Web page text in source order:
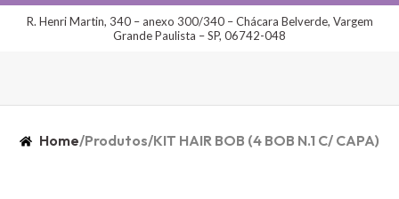
R. Henri Martin, 340 – anexo 300/340 – Chácara Belverde, Vargem
Grande Paulista – SP, 06742-048
Home/Produtos/KIT HAIR BOB (4 BOB N.1 C/ CAPA)